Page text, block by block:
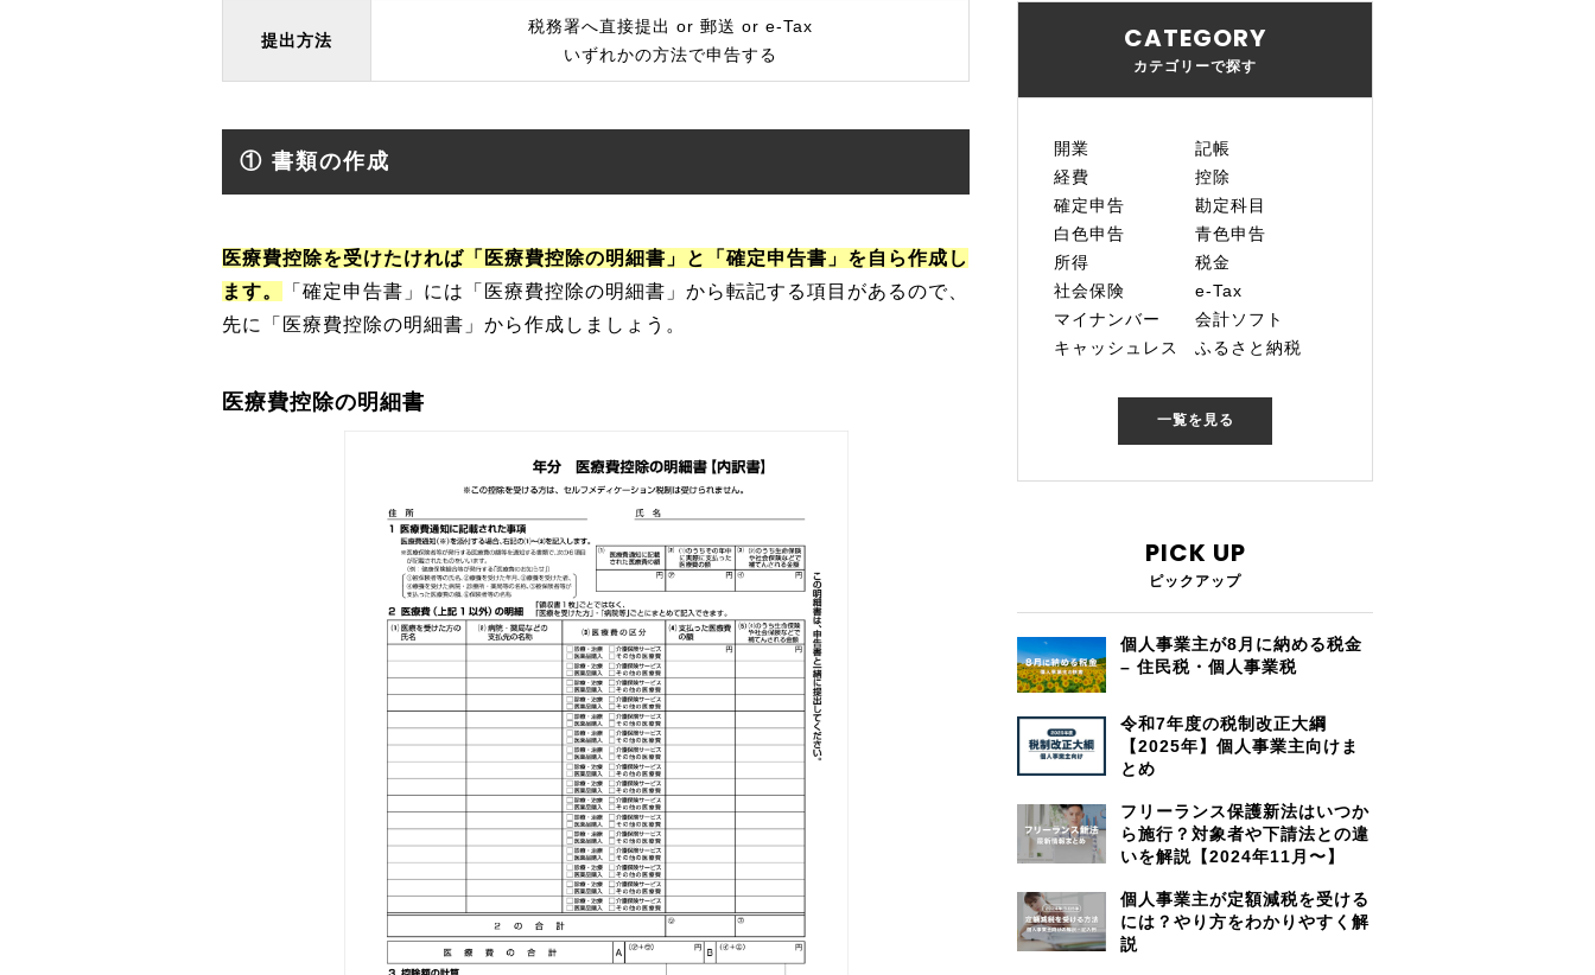
提出方法
税務署へ直接提出 or 郵送 or e-Tax
いずれかの方法で申告する
① 書類の作成
医療費控除を受けたければ「医療費控除の明細書」と「確定申告書」を自ら作成し
ます。
「確定申告書」には「医療費控除の明細書」から転記する項目があるので、
先に「医療費控除の明細書」から作成しましょう。
医療費控除の明細書
CATEGORY
カテゴリーで探す
開業
記帳
経費
控除
確定申告
勘定科目
白色申告
青色申告
所得
税金
社会保険
e-Tax
マイナンバー
会計ソフト
キャッシュレス
ふるさと納税
一覧を見る
PICK UP
ピックアップ
個人事業主が8月に納める税金
– 住民税・個人事業税
令和7年度の税制改正大綱
【2025年】個人事業主向けま
とめ
フリーランス保護新法はいつか
ら施行？対象者や下請法との違
いを解説【2024年11月〜】
個人事業主が定額減税を受ける
には？やり方をわかりやすく解
説